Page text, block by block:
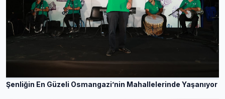
Şenliğin En Güzeli Osmangazi’nin Mahallelerinde Yaşanıyor